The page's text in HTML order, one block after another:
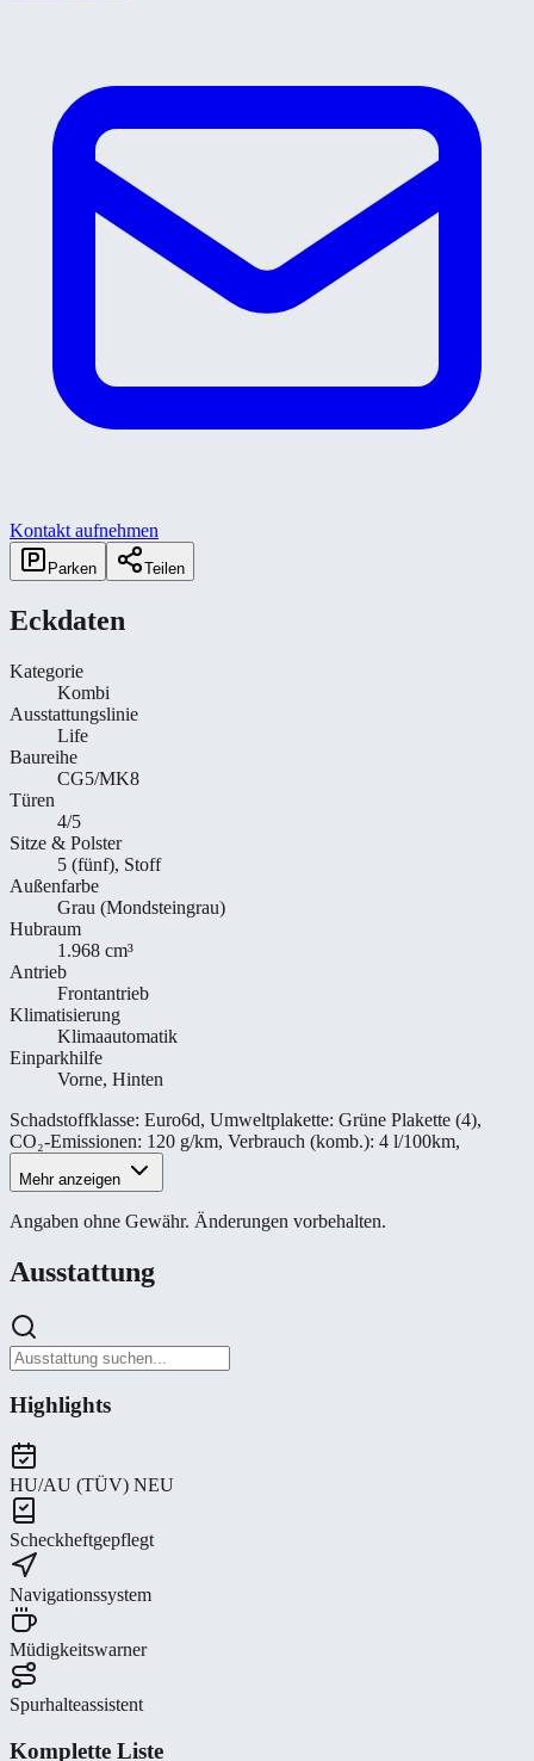
Kontakt aufnehmen
Parken Teilen
Eckdaten
Kategorie
Kombi
Ausstattungslinie
Life
Baureihe
CG5/MK8
Türen
4/5
Sitze & Polster
5 (fünf), Stoff
Außenfarbe
Grau (Mondsteingrau)
Hubraum
1.968 cm³
Antrieb
Frontantrieb
Klimatisierung
Klimaautomatik
Einparkhilfe
Vorne, Hinten
Schadstoffklasse: Euro6d, Umweltplakette: Grüne Plakette (4),
CO₂-Emissionen: 120 g/km, Verbrauch (komb.): 4 l/100km,
Mehr anzeigen
Angaben ohne Gewähr. Änderungen vorbehalten.
Ausstattung
Highlights
HU/AU (TÜV) NEU
Scheckheftgepflegt
Navigationssystem
Müdigkeitswarner
Spurhalteassistent
Komplette Liste